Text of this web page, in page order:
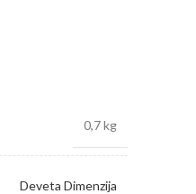
0,7 kg
Deveta Dimenzija